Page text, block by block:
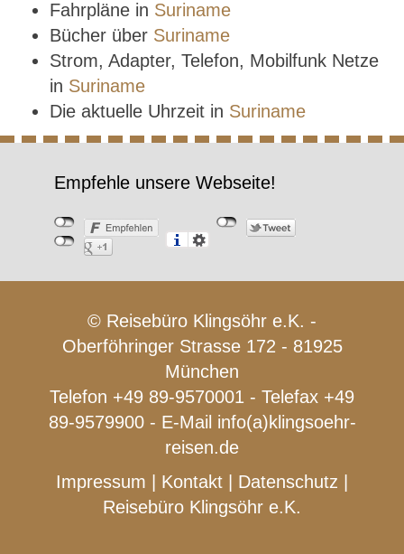
Fahrpläne in Suriname
Bücher über Suriname
Strom, Adapter, Telefon, Mobilfunk Netze
in Suriname
Die aktuelle Uhrzeit in Suriname
Empfehle unsere Webseite!
© Reisebüro Klingsöhr e.K. -
Oberföhringer Strasse 172 - 81925
München
Telefon +49 89-9570001 - Telefax +49
89-9579900 - E-Mail info(a)klingsoehr-
reisen.de
Impressum
Kontakt Datenschutz
Reisebüro Klingsöhr e.K.